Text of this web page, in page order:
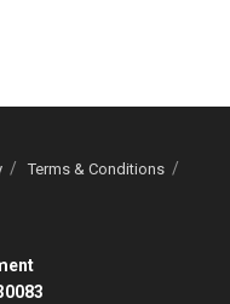
Terms & Conditions